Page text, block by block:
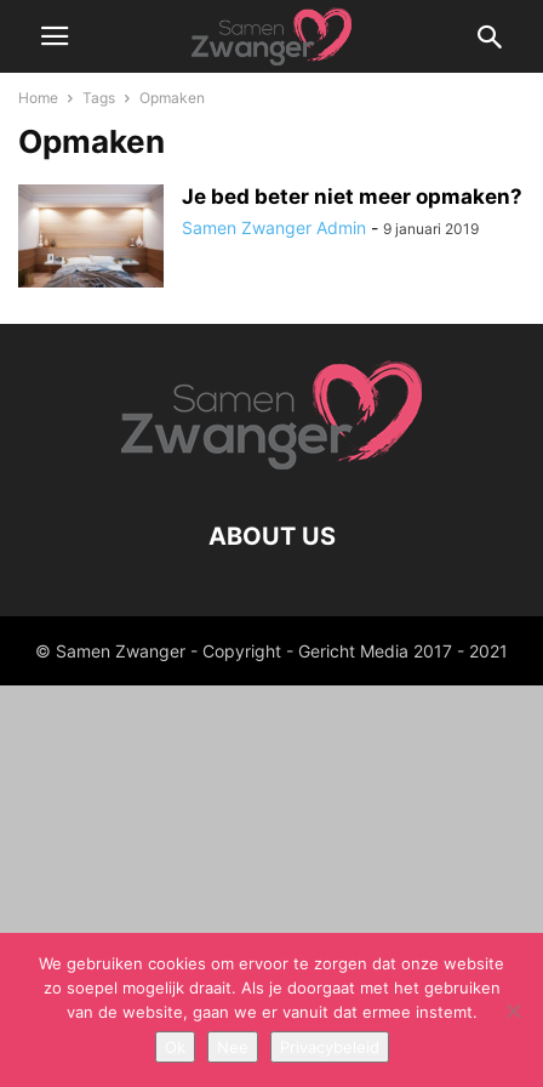
Home Tags Opmaken
Opmaken
Je bed beter niet meer opmaken?
Samen Zwanger Admin - 9 januari 2019
ABOUT US
© Samen Zwanger - Copyright - Gericht Media 2017 - 2021
We gebruiken cookies om ervoor te zorgen dat onze website
zo soepel mogelijk draait. Als je doorgaat met het gebruiken
van de website, gaan we er vanuit dat ermee instemt.